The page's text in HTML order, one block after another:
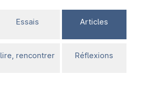
Essais Articles
lire, rencontrer Réflexions